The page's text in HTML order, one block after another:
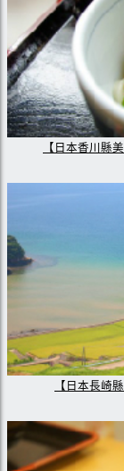
【日本香川縣
【日本長崎